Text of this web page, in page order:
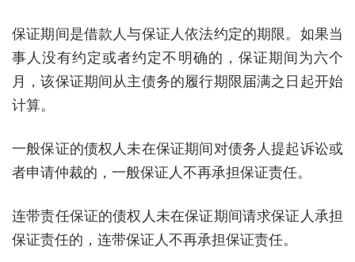
保证期间是借款人与保证人依法约定的期限。如果当
事人没有约定或者约定不明确的，保证期间为六个
月，该保证期间从主债务的履行期限届满之日起开始
计算。
一般保证的债权人未在保证期间对债务人提起诉讼或
者申请仲裁的，一般保证人不再承担保证责任。
连带责任保证的债权人未在保证期间请求保证人承担
保证责任的，连带保证人不再承担保证责任。